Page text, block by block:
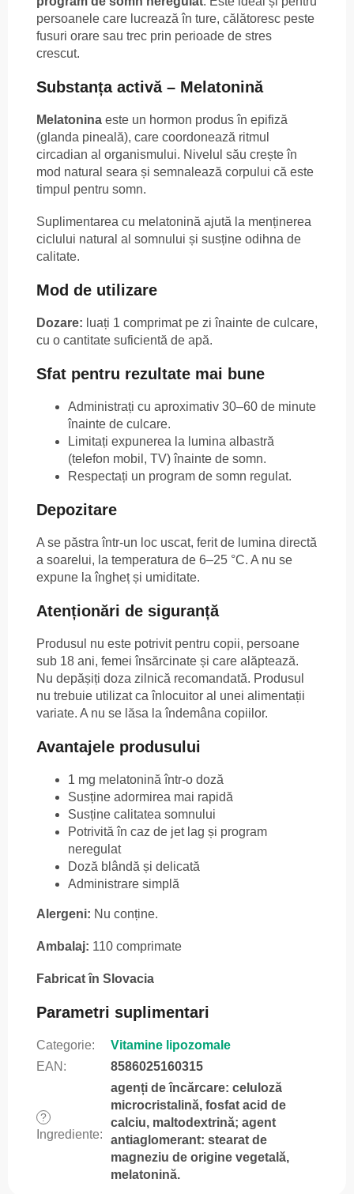
persoanele care lucrează în ture, călătoresc peste
fusuri orare sau trec prin perioade de stres
crescut.
Substanța activă – Melatonină
Melatonina este un hormon produs în epifiză
(glanda pineală), care coordonează ritmul
circadian al organismului. Nivelul său crește în
mod natural seara și semnalează corpului că este
timpul pentru somn.
Suplimentarea cu melatonină ajută la menținerea
ciclului natural al somnului și susține odihna de
calitate.
Mod de utilizare
Dozare: luați 1 comprimat pe zi înainte de culcare,
cu o cantitate suficientă de apă.
Sfat pentru rezultate mai bune
Administrați cu aproximativ 30–60 de minute
înainte de culcare.
Limitați expunerea la lumina albastră
(telefon mobil, TV) înainte de somn.
Respectați un program de somn regulat.
Depozitare
A se păstra într-un loc uscat, ferit de lumina directă
a soarelui, la temperatura de 6–25 °C. A nu se
expune la îngheț și umiditate.
Atenționări de siguranță
Produsul nu este potrivit pentru copii, persoane
sub 18 ani, femei însărcinate și care alăptează.
Nu depășiți doza zilnică recomandată. Produsul
nu trebuie utilizat ca înlocuitor al unei alimentații
variate. A nu se lăsa la îndemâna copiilor.
Avantajele produsului
1 mg melatonină într-o doză
Susține adormirea mai rapidă
Susține calitatea somnului
Potrivită în caz de jet lag și program
neregulat
Doză blândă și delicată
Administrare simplă
Alergeni: Nu conține.
Ambalaj: 110 comprimate
Fabricat în Slovacia
Parametri suplimentari
Categorie:
Vitamine lipozomale
EAN : 8586025160315
?
Ingrediente:
agenți de încărcare: celuloză
microcristalină, fosfat acid de
calciu, maltodextrină; agent
antiaglomerant: stearat de
magneziu de origine vegetală,
melatonină.